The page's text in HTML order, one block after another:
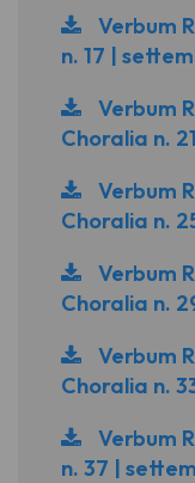
Verbum
n. 17 |
Verbum
Choralia n.
Verbum
Choralia n.
Verbum
Choralia n.
Verbum
Choralia n.
Verbum
n. 37 |